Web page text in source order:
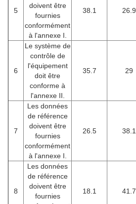
5
doivent être
fournies
conformément
à l'annexe I.
38.1 26.9
6
Le système de
contrôle de
l'équipement
doit être
conforme à
l'annexe II.
35.7 29
7
Les données
de référence
doivent être
fournies
conformément
à l'annexe I.
26.5 38.1
8
Les données
de référence
doivent être
fournies
18.1 41.7